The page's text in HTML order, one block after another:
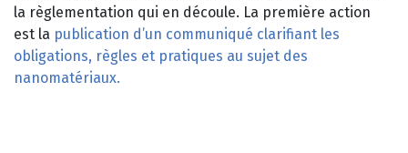
la règlementation qui en découle. La première action
est la publication d’un communiqué clarifiant les
obligations, règles et pratiques au sujet des
nanomatériaux.